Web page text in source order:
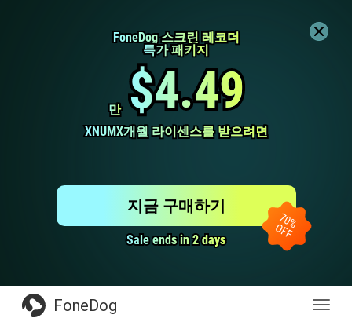
FoneDog 스크린 레코더
FoneDog 스크린 레코더
특가 패키지
특가 패키지
만
만 $4.49
$4.49
XNUMX개월 라이센스를 받으려면
XNUMX개월 라이센스를 받으려면
Sale ends in 2 days
Sale ends in 2 days
지금 구매하기
전
FoneDog